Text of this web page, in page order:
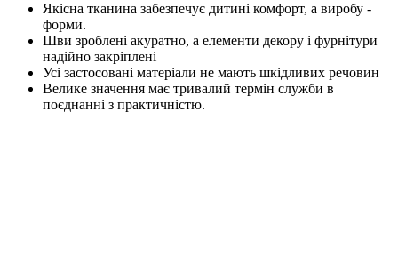
Якісна тканина забезпечує дитині комфорт, а виробу -
форми.
Шви зроблені акуратно, а елементи декору і фурнітури
надійно закріплені
Усі застосовані матеріали не мають шкідливих речовин
Велике значення має тривалий термін служби в
поєднанні з практичністю.